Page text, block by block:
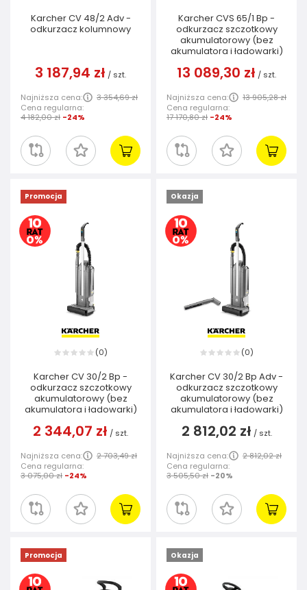
Karcher CV 48/2 Adv -
odkurzacz kolumnowy
3 187,94 zł / szt.
Najniższa cena:
3 354,69 zł
Cena regularna:
4 182,00 zł -24%
Karcher CVS 65/1 Bp -
odkurzacz szczotkowy
akumulatorowy (bez
akumulatora i ładowarki)
13 089,30 zł / szt.
Najniższa cena:
13 905,28 zł
Cena regularna:
17 170,80 zł -24%
Promocja
(0)
Karcher CV 30/2 Bp -
odkurzacz szczotkowy
akumulatorowy (bez
akumulatora i ładowarki)
2 344,07 zł / szt.
Najniższa cena:
2 703,49 zł
Cena regularna:
3 075,00 zł -24%
Okazja
(0)
Karcher CV 30/2 Bp Adv -
odkurzacz szczotkowy
akumulatorowy (bez
akumulatora i ładowarki)
2 812,02 zł / szt.
Najniższa cena:
2 812,02 zł
Cena regularna:
3 505,50 zł -20%
Promocja Okazja